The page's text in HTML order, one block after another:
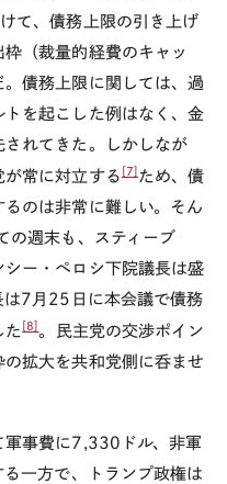
て、債務上限の引き上げ
（裁量的経費のキャッ
債務上限に関しては、過
を起こした例はなく、金
れてきた。しかしなが
が常に対立する [7] ため、債
のは非常に難しい。そん
の週末も、スティーブ
ー・ペロシ下院議長は盛
は7月25日に本会議で債務
た [8] 。民主党の交渉ポイン
の拡大を共和党側に呑ませ
軍事費に7,330ドル、非軍
一方で、トランプ政権は